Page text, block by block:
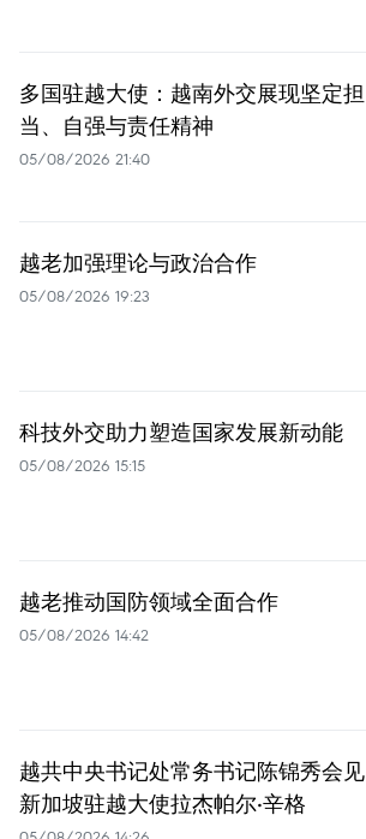
多国驻越大使：越南外交展现坚定担
当、自强与责任精神
05/08/2026 21:40
越老加强理论与政治合作
05/08/2026 19:23
科技外交助力塑造国家发展新动能
05/08/2026 15:15
越老推动国防领域全面合作
05/08/2026 14:42
越共中央书记处常务书记陈锦秀会见
新加坡驻越大使拉杰帕尔·辛格